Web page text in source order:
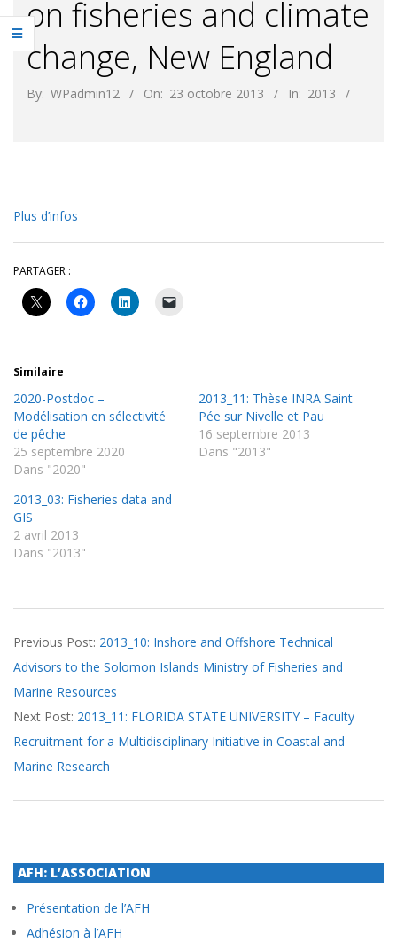
on fisheries and climate
change, New England
By: WPadmin12 On: 23 octobre 2013 In: 2013
Plus d’infos
PARTAGER :
Similaire
2020-Postdoc –
Modélisation en sélectivité
de pêche
25 septembre 2020
Dans "2020"
2013_11: Thèse INRA Saint
Pée sur Nivelle et Pau
16 septembre 2013
Dans "2013"
2013_03: Fisheries data and
GIS
2 avril 2013
Dans "2013"
10-
23
Previous Post: 2013_10: Inshore and Offshore Technical
Advisors to the Solomon Islands Ministry of Fisheries and
Marine Resources
Next Post: 2013_11: FLORIDA STATE UNIVERSITY – Faculty
Recruitment for a Multidisciplinary Initiative in Coastal and
Marine Research
AFH: L’ASSOCIATION
Présentation de l’AFH
Adhésion à l’AFH